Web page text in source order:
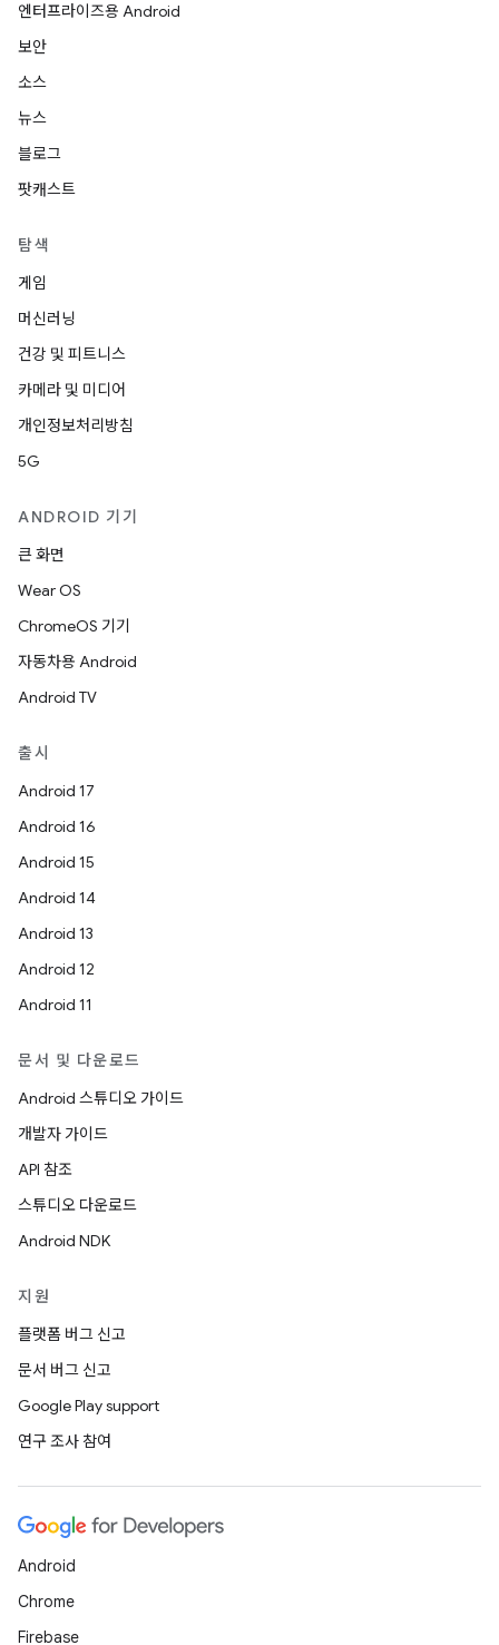
엔터프라이즈용 Android
보안
소스
뉴스
블로그
팟캐스트
탐색
게임
머신러닝
건강 및 피트니스
카메라 및 미디어
개인정보처리방침
5G
ANDROID 기기
큰 화면
Wear OS
ChromeOS 기기
자동차용 Android
Android TV
출시
Android 17
Android 16
Android 15
Android 14
Android 13
Android 12
Android 11
문서 및 다운로드
Android 스튜디오 가이드
개발자 가이드
API 참조
스튜디오 다운로드
Android NDK
지원
플랫폼 버그 신고
문서 버그 신고
Google Play support
연구 조사 참여
Android
Chrome
Firebase